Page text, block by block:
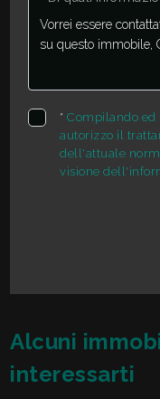
*Compilando ed
autorizzo il
dell'attuale
visione
Alcuni
interessarti